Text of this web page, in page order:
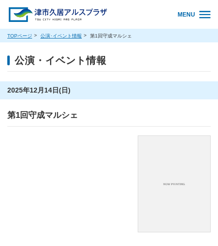
MENU
TOPページ 公演･イベント情報 第1回守成マルシェ
公演・イベント情報
2025年12月14日(日)
第1回守成マルシェ